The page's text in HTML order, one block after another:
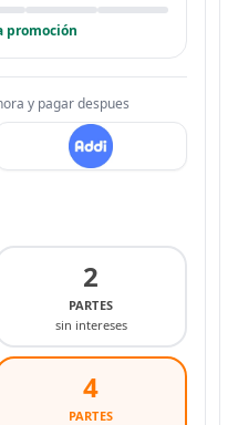
promoción
y pagar despues
2
PARTES
sin intereses
4
PARTES